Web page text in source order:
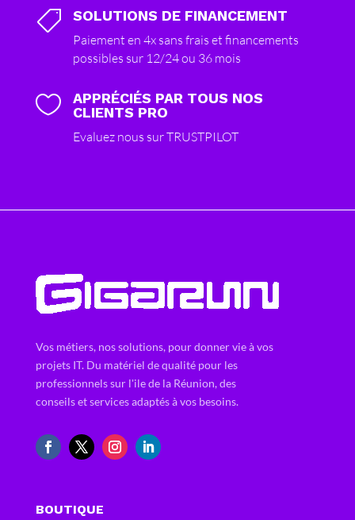
 SOLUTIONS DE FINANCEMENT
Paiement en 4x sans frais et financements
possibles sur 12/24 ou 36 mois

APPRÉCIÉS PAR TOUS NOS
CLIENTS PRO
Evaluez nous sur TRUSTPILOT
Vos métiers, nos solutions, pour donner vie à vos
projets IT. Du matériel de qualité pour les
professionnels sur l'ile de la Réunion, des
conseils et services adaptés à vos besoins.
BOUTIQUE